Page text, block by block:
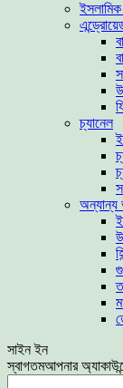
ইসলামিক
চ্যানেল
অন্যান্য
সাইন ইন
স্বাগতমআপনার